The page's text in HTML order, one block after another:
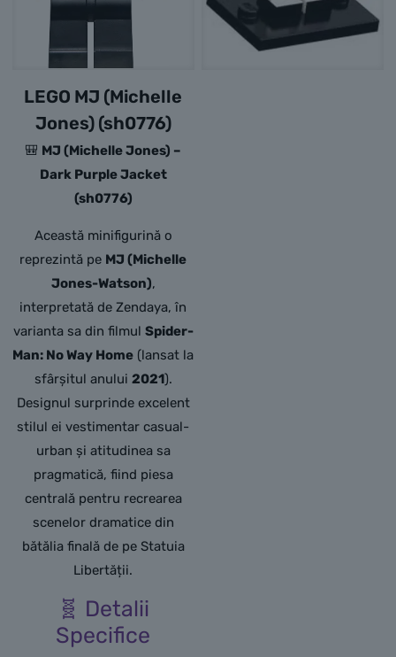
LEGO MJ (Michelle
Jones) (sh0776)
🎒 MJ (Michelle Jones) –
Dark Purple Jacket
(sh0776)
Această minifigurină o
reprezintă pe MJ (Michelle
Jones-Watson),
interpretată de Zendaya, în
varianta sa din filmul Spider-
Man: No Way Home (lansat la
sfârșitul anului 2021).
Designul surprinde excelent
stilul ei vestimentar casual-
urban și atitudinea sa
pragmatică, fiind piesa
centrală pentru recrearea
scenelor dramatice din
bătălia finală de pe Statuia
Libertății.
🧬 Detalii
Specifice